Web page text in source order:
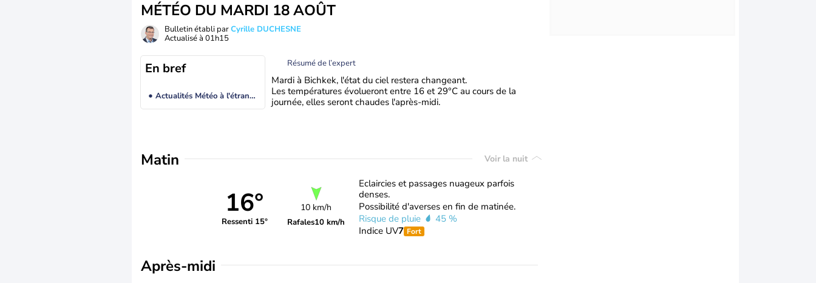
MÉTÉO DU MARDI 18 AOÛT
Bulletin établi parCyrille DUCHESNE
Actualisé à 01h15
En bref
Actualités Météo à l'étranger
Résumé de l’expert
Mardi à Bichkek, l'état du ciel restera changeant.
Les températures évolueront entre 16 et 29°C au cours de la
journée, elles seront chaudes l'après-midi.
Matin Voir la nuit
16°
Ressenti 15°
10 km/h
Rafales10 km/h
Eclaircies et passages nuageux parfois
denses.
Possibilité d'averses en fin de matinée.
Risque de pluie
45 %
Indice UV7 Fort
Après-midi